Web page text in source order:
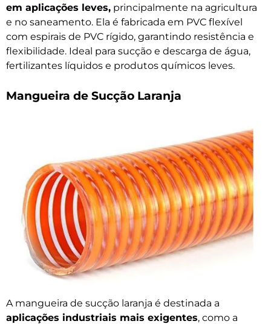
em aplicações leves, principalmente na agricultura
e no saneamento. Ela é fabricada em PVC flexível
com espirais de PVC rígido, garantindo resistência e
flexibilidade. Ideal para sucção e descarga de água,
fertilizantes líquidos e produtos químicos leves.
Mangueira de Sucção Laranja
A mangueira de sucção laranja é destinada a
aplicações industriais mais exigentes, como a